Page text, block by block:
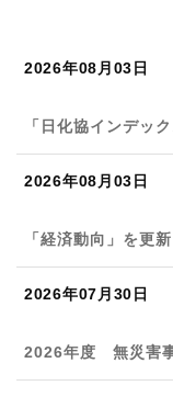
2026年08月03日
「日化協インデッ
2026年08月03日
「経済動向」を更
2026年07月30日
2026年度 無災害